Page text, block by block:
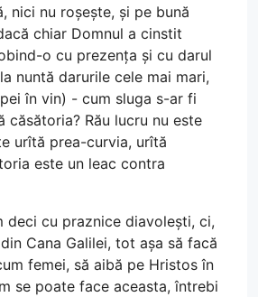
nici nu roșește, și pe bună
chiar Domnul a cinstit
o cu prezența și cu darul
nuntă darurile cele mai mari,
în vin) - cum sluga s-ar fi
căsătoria? Rău lucru nu este
urîtă prea-curvia, urîtă
este un leac contra
deci cu praznice diavolești, ci,
Cana Galilei, tot așa să facă
femei, să aibă pe Hristos în
se poate face aceasta, întrebi